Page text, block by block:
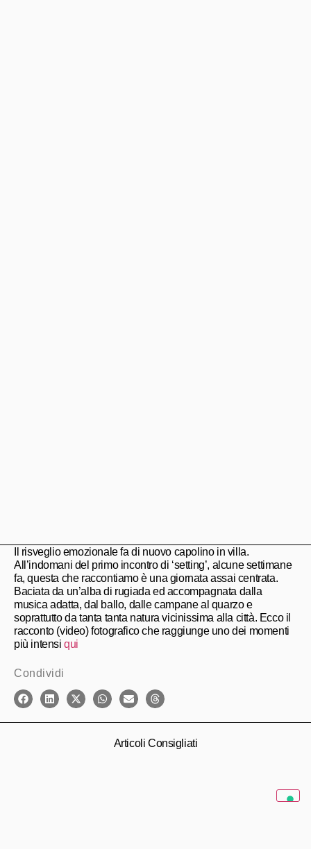
Il risveglio emozionale fa di nuovo capolino in villa.
All’indomani del primo incontro di ‘setting’, alcune settimane
fa, questa che raccontiamo è una giornata assai centrata.
Baciata da un’alba di rugiada ed accompagnata dalla
musica adatta, dal ballo, dalle campane al quarzo e
soprattutto da tanta tanta natura vicinissima alla città. Ecco il
racconto (video) fotografico che raggiunge uno dei momenti
più intensiqui
Condividi
Articoli Consigliati